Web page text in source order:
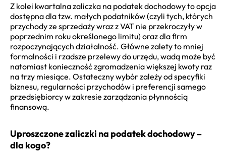
Z kolei kwartalna zaliczka na podatek dochodowy to opcja
dostępna dla tzw. małych podatników (czyli tych, których
przychody ze sprzedaży wraz z VAT nie przekroczyły w
poprzednim roku określonego limitu) oraz dla firm
rozpoczynających działalność. Główne zalety to mniej
formalności i rzadsze przelewy do urzędu, wadą może być
natomiast konieczność zgromadzenia większej kwoty raz
na trzy miesiące. Ostateczny wybór zależy od specyfiki
biznesu, regularności przychodów i preferencji samego
przedsiębiorcy w zakresie zarządzania płynnością
finansową.
Uproszczone zaliczki na podatek dochodowy –
dla kogo?